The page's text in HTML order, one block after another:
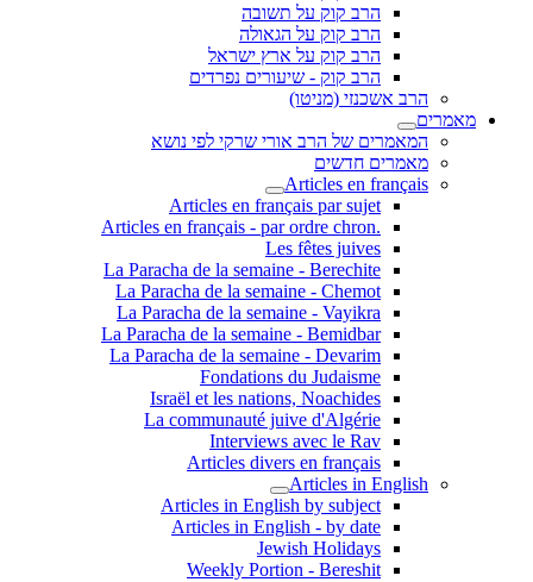
הרב קוק על תשובה
הרב קוק על הגאולה
הרב קוק על ארץ ישראל
הרב קוק - שיעורים נפרדים
הרב אשכנזי (מניטו)
מאמרים
המאמרים של הרב אורי שרקי לפי נושא
מאמרים חדשים
Articles en français
Articles en français par sujet
.Articles en français - par ordre chron
Les fêtes juives
La Paracha de la semaine - Berechite
La Paracha de la semaine - Chemot
La Paracha de la semaine - Vayikra
La Paracha de la semaine - Bemidbar
La Paracha de la semaine - Devarim
Fondations du Judaisme
Israël et les nations, Noachides
La communauté juive d'Algérie
Interviews avec le Rav
Articles divers en français
Articles in English
Articles in English by subject
Articles in English - by date
Jewish Holidays
Weekly Portion - Bereshit